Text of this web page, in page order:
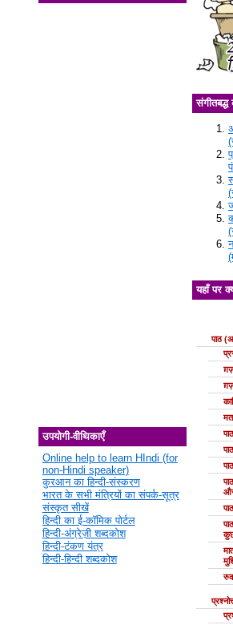
उपयोगी-वीथिकाएँ
Online help to learn HIndi (for
non-Hindi speaker)
कुरआन का हिन्दी-संस्करण
भारत के सभी मंत्रियों का संपर्क-सूत्र
संस्कृत सीखें
हिन्दी का ई-कॉमिक पोर्टल
हिन्दी-अंग्रेज़ी शब्दकोश
हिन्दी-टंकण यंत्र
हिन्दी-हिन्दी शब्दकोश
संगीतबद्ध
यहाँ पर
पाठ